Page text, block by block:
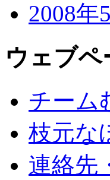
2008年
ウェブペ
チーム
枝元な
連絡先